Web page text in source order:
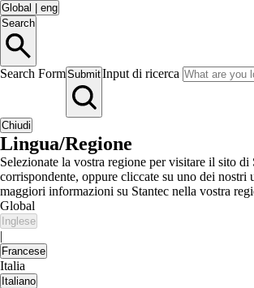
Global
eng
Search
Search FormSubmitInput di ricerca
Chiudi
Lingua/Regione
Selezionate la vostra regione per visitare il sito di
corrispondente, oppure cliccate su uno dei nostri
maggiori informazioni su Stantec nella vostra
Global
Inglese
|
Francese
Italia
Italiano